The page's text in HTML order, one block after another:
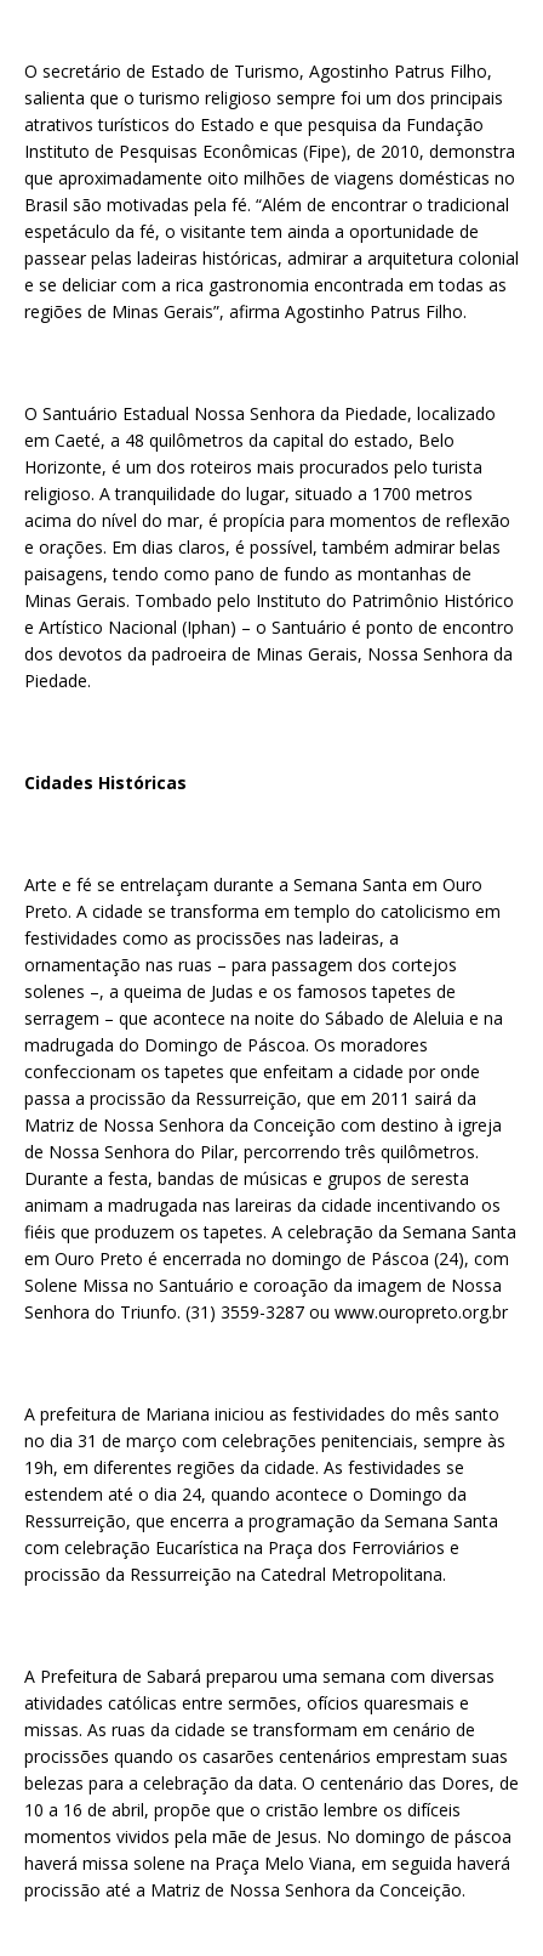
O secretário de Estado de Turismo, Agostinho Patrus Filho,
salienta que o turismo religioso sempre foi um dos principais
atrativos turísticos do Estado e que pesquisa da Fundação
Instituto de Pesquisas Econômicas (Fipe), de 2010, demonstra
que aproximadamente oito milhões de viagens domésticas no
Brasil são motivadas pela fé. “Além de encontrar o tradicional
espetáculo da fé, o visitante tem ainda a oportunidade de
passear pelas ladeiras históricas, admirar a arquitetura colonial
e se deliciar com a rica gastronomia encontrada em todas as
regiões de Minas Gerais”, afirma Agostinho Patrus Filho.
O Santuário Estadual Nossa Senhora da Piedade, localizado
em Caeté, a 48 quilômetros da capital do estado, Belo
Horizonte, é um dos roteiros mais procurados pelo turista
religioso. A tranquilidade do lugar, situado a 1700 metros
acima do nível do mar, é propícia para momentos de reflexão
e orações. Em dias claros, é possível, também admirar belas
paisagens, tendo como pano de fundo as montanhas de
Minas Gerais. Tombado pelo Instituto do Patrimônio Histórico
e Artístico Nacional (Iphan) – o Santuário é ponto de encontro
dos devotos da padroeira de Minas Gerais, Nossa Senhora da
Piedade.
Cidades Históricas
Arte e fé se entrelaçam durante a Semana Santa em Ouro
Preto. A cidade se transforma em templo do catolicismo em
festividades como as procissões nas ladeiras, a
ornamentação nas ruas – para passagem dos cortejos
solenes –, a queima de Judas e os famosos tapetes de
serragem – que acontece na noite do Sábado de Aleluia e na
madrugada do Domingo de Páscoa. Os moradores
confeccionam os tapetes que enfeitam a cidade por onde
passa a procissão da Ressurreição, que em 2011 sairá da
Matriz de Nossa Senhora da Conceição com destino à igreja
de Nossa Senhora do Pilar, percorrendo três quilômetros.
Durante a festa, bandas de músicas e grupos de seresta
animam a madrugada nas lareiras da cidade incentivando os
fiéis que produzem os tapetes. A celebração da Semana Santa
em Ouro Preto é encerrada no domingo de Páscoa (24), com
Solene Missa no Santuário e coroação da imagem de Nossa
Senhora do Triunfo. (31) 3559-3287 ou www.ouropreto.org.br
A prefeitura de Mariana iniciou as festividades do mês santo
no dia 31 de março com celebrações penitenciais, sempre às
19h, em diferentes regiões da cidade. As festividades se
estendem até o dia 24, quando acontece o Domingo da
Ressurreição, que encerra a programação da Semana Santa
com celebração Eucarística na Praça dos Ferroviários e
procissão da Ressurreição na Catedral Metropolitana.
A Prefeitura de Sabará preparou uma semana com diversas
atividades católicas entre sermões, ofícios quaresmais e
missas. As ruas da cidade se transformam em cenário de
procissões quando os casarões centenários emprestam suas
belezas para a celebração da data. O centenário das Dores, de
10 a 16 de abril, propõe que o cristão lembre os difíceis
momentos vividos pela mãe de Jesus. No domingo de páscoa
haverá missa solene na Praça Melo Viana, em seguida haverá
procissão até a Matriz de Nossa Senhora da Conceição.